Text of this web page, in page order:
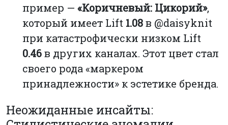
пример — «Коричневый: Цикорий»,
который имеет Lift 1.08в @daisyknit
при катастрофически низком Lift
0.46в других каналах. Этот цвет стал
своего рода «маркером
принадлежности» к эстетике бренда.
Неожиданные инсайты: